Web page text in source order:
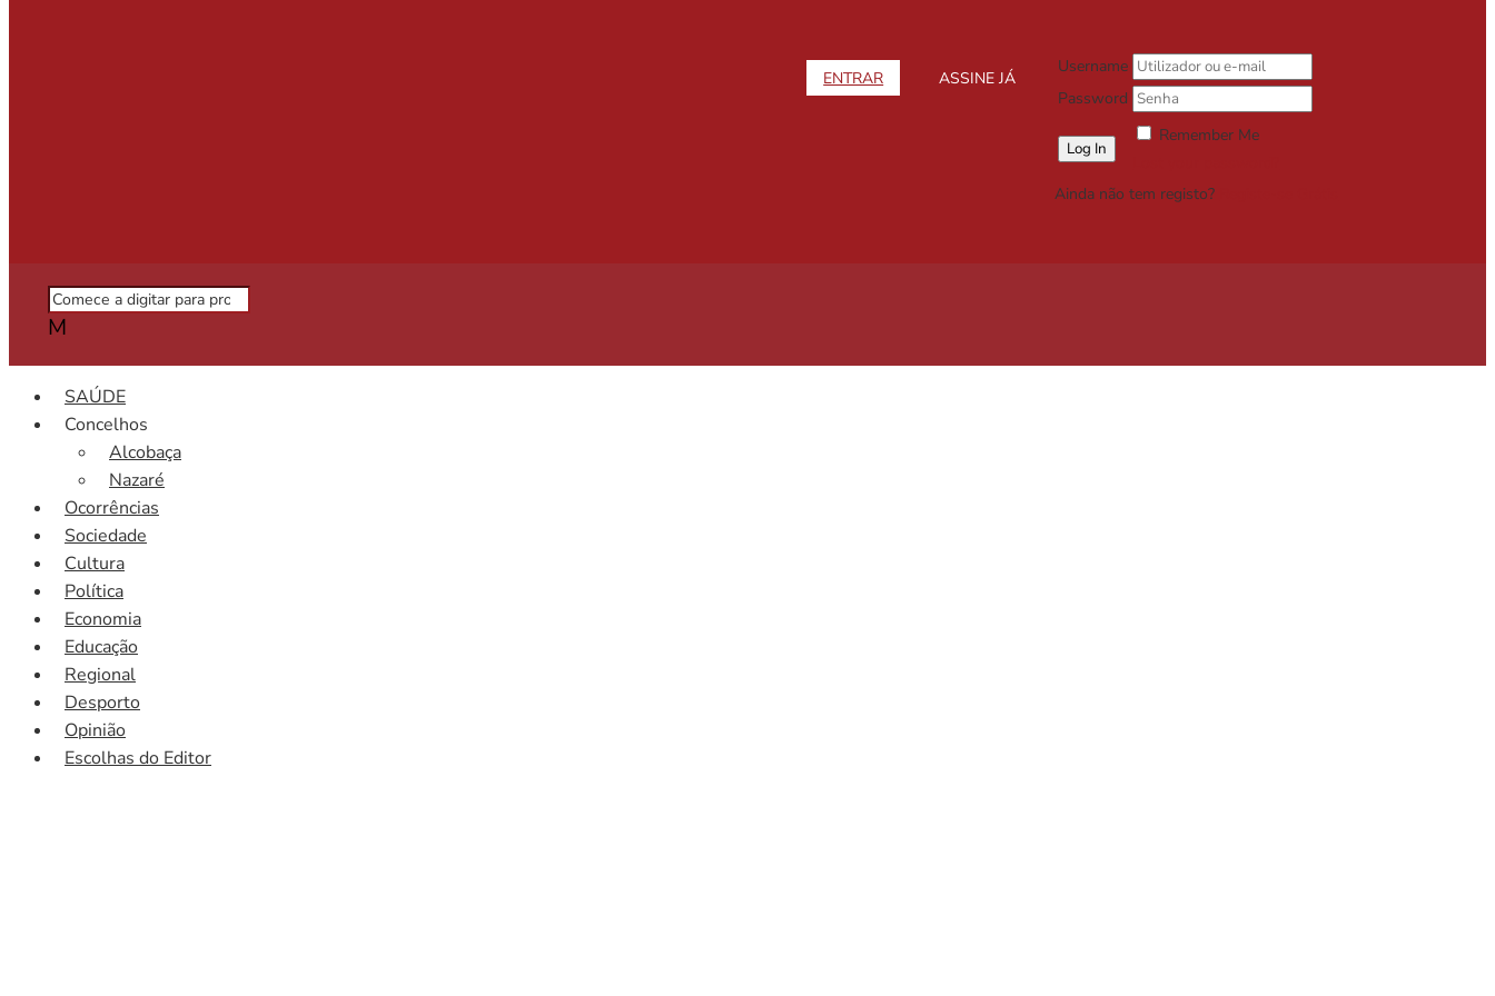
ENTRAR ASSINE JÁ
Username
Password
Remember Me
Ainda não tem registo?
M
SAÚDE
Concelhos
Alcobaça
Nazaré
Ocorrências
Sociedade
Cultura
Política
Economia
Educação
Regional
Desporto
Opinião
Escolhas do Editor